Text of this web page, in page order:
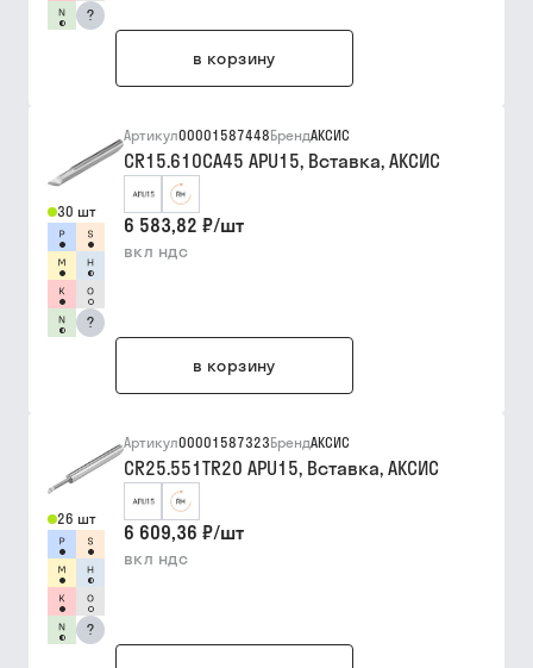
?
в корзину
30 шт
?
Артикул00001587448БрендАКСИС
CR15.610CA45 APU15, Вставка, АКСИС
6 583,82 ₽/шт
вкл ндс
в корзину
26 шт
?
Артикул00001587323БрендАКСИС
CR25.551TR20 APU15, Вставка, АКСИС
6 609,36 ₽/шт
вкл ндс